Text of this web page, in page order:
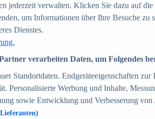
- Entwicklung des Umsatzes in
1999-2025
Amazon in Deutschland und weltweit
Top-50 Online Shops in
2024
von Online-Zahlungsverfahren in
2024
Warengruppen im Online-Handel in
2023-2025
jederzeit verwalten. Klicken Sie dazu auf
um Informationen über Ihre Besuche
Dienstes.
verarbeiten Daten, um Folgendes
Standortdaten. Endgeräteeigenschaften
Personalisierte Werbung und Inhalte,
sowie Entwicklung und Verbesserung von